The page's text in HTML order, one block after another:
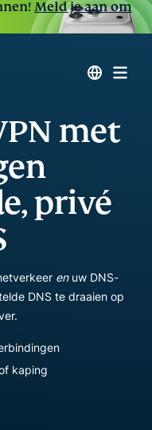
Meld je aan om
met
privé
en uw DNS-
DNS te draaien op
kaping